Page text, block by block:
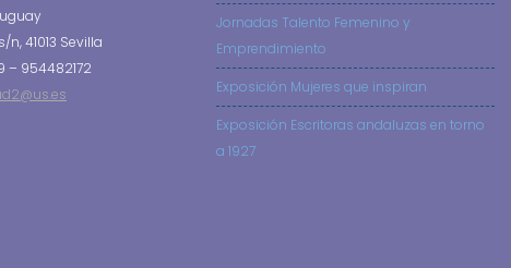
41013 Sevilla
– 954482172
Jornadas Talento Femenino y
Emprendimiento
Exposición Mujeres que inspiran
Exposición Escritoras andaluzas en torno
a 1927